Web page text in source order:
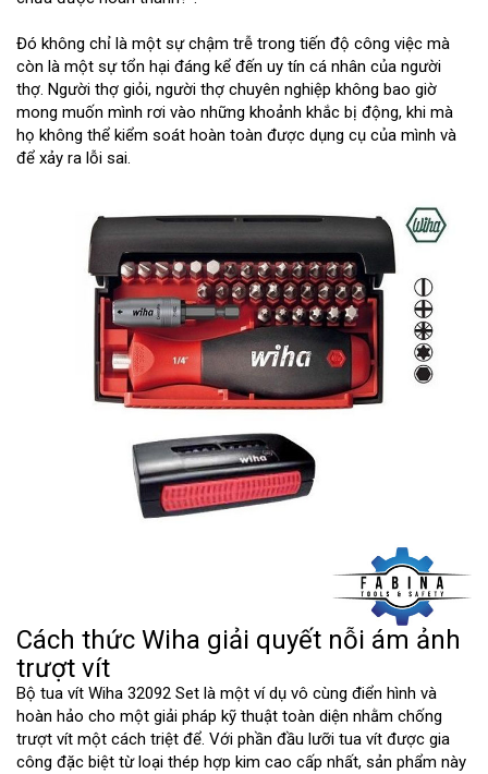
Đó không chỉ là một sự chậm trễ trong tiến độ công việc mà
còn là một sự tổn hại đáng kể đến uy tín cá nhân của người
thợ. Người thợ giỏi, người thợ chuyên nghiệp không bao giờ
mong muốn mình rơi vào những khoảnh khắc bị động, khi mà
họ không thể kiểm soát hoàn toàn được dụng cụ của mình và
để xảy ra lỗi sai.
Cách thức Wiha giải quyết nỗi ám ảnh
trượt vít
Bộ tua vít Wiha 32092 Set là một ví dụ vô cùng điển hình và
hoàn hảo cho một giải pháp kỹ thuật toàn diện nhằm chống
trượt vít một cách triệt để. Với phần đầu lưỡi tua vít được gia
công đặc biệt từ loại thép hợp kim cao cấp nhất, sản phẩm này